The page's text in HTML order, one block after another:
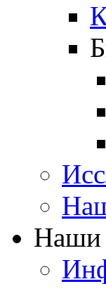
Наши